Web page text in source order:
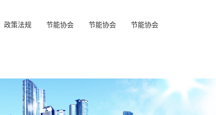
政策法规 节能协会 节能协会 节能协会